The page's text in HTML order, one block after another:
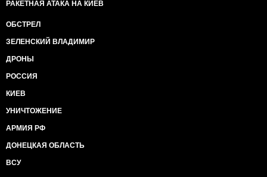
РАКЕТНАЯ АТАКА НА КИЕВ
ОБСТРЕЛ
ЗЕЛЕНСКИЙ ВЛАДИМИР
ДРОНЫ
РОССИЯ
КИЕВ
УНИЧТОЖЕНИЕ
АРМИЯ РФ
ДОНЕЦКАЯ ОБЛАСТЬ
ВСУ